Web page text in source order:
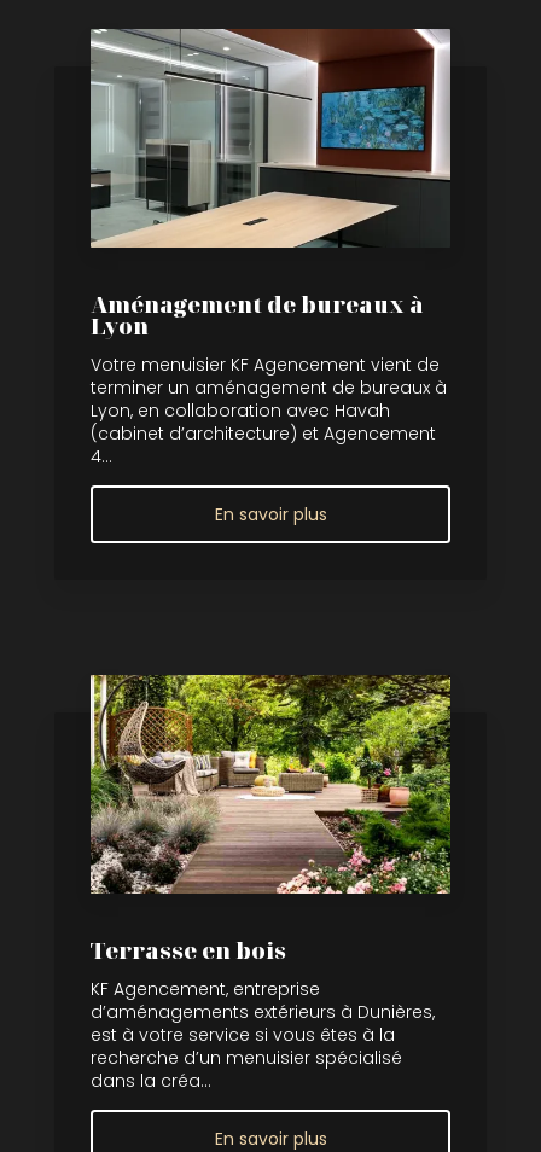
Aménagement de bureaux à
Lyon
Votre menuisier KF Agencement vient de
terminer un aménagement de bureaux à
Lyon, en collaboration avec Havah
(cabinet d’architecture) et Agencement
4...
En savoir plus
Terrasse en bois
KF Agencement, entreprise
d’aménagements extérieurs à Dunières,
est à votre service si vous êtes à la
recherche d’un menuisier spécialisé
dans la créa...
En savoir plus